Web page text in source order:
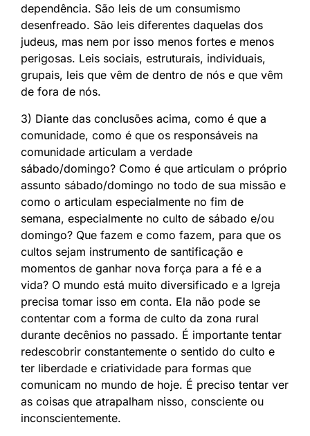
dependência. São leis de um consumismo
desenfreado. São leis diferentes daquelas dos
judeus, mas nem por isso menos fortes e menos
perigosas. Leis sociais, estruturais, individuais,
grupais, leis que vêm de dentro de nós e que vêm
de fora de nós.
3) Diante das conclusões acima, como é que a
comunidade, como é que os responsáveis na
comunidade articulam a verdade
sábado/domingo? Como é que articulam o próprio
assunto sábado/domingo no todo de sua missão e
como o articulam especialmente no fim de
semana, especialmente no culto de sábado e/ou
domingo? Que fazem e como fazem, para que os
cultos sejam instrumento de santificação e
momentos de ganhar nova força para a fé e a
vida? O mundo está muito diversificado e a Igreja
precisa tomar isso em conta. Ela não pode se
contentar com a forma de culto da zona rural
durante decênios no passado. É importante tentar
redescobrir constantemente o sentido do culto e
ter liberdade e criatividade para formas que
comunicam no mundo de hoje. É preciso tentar ver
as coisas que atrapalham nisso, consciente ou
inconscientemente.